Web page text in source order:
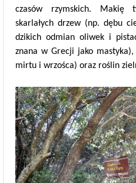
czasów rzymskich. Makię
skarlałych drzew (np. dębu
dzikich odmian oliwek i
znana w Grecji jako
mirtu i wrzośca) oraz roślin